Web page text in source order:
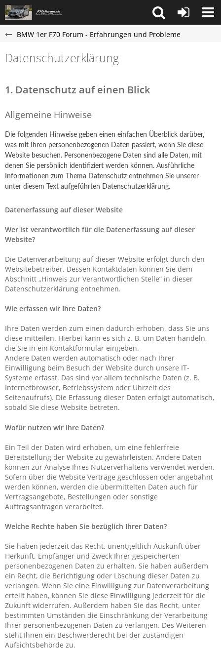
BMW 1er F70 Forum - Erfahrungen und Probleme
Datenschutzerklärung
1. Datenschutz auf einen Blick
Allgemeine Hinweise
Die folgenden Hinweise geben einen einfachen Überblick darüber,
was mit Ihren personenbezogenen Daten passiert, wenn Sie diese
Website besuchen. Personenbezogene Daten sind alle Daten, mit
denen Sie persönlich identifiziert werden können. Ausführliche
Informationen zum Thema Datenschutz entnehmen Sie unserer
unter diesem Text aufgeführten Datenschutzerklärung.
Datenerfassung auf dieser Website
Wer ist verantwortlich für die Datenerfassung auf dieser
Website?
Die Datenverarbeitung auf dieser Website erfolgt durch den
Websitebetreiber. Dessen Kontaktdaten können Sie dem
Abschnitt „Hinweis zur Verantwortlichen Stelle“ in dieser
Datenschutzerklärung entnehmen.
Wie erfassen wir Ihre Daten?
Ihre Daten werden zum einen dadurch erhoben, dass Sie uns
diese mitteilen. Hierbei kann es sich z. B. um Daten handeln,
die Sie in ein Kontaktformular eingeben.
Andere Daten werden automatisch oder nach Ihrer
Einwilligung beim Besuch der Website durch unsere IT-
Systeme erfasst. Das sind vor allem technische Daten (z. B.
Internetbrowser, Betriebssystem oder Uhrzeit des
Seitenaufrufs). Die Erfassung dieser Daten erfolgt automatisch,
sobald Sie diese Website betreten.
Wofür nutzen wir Ihre Daten?
Ein Teil der Daten wird erhoben, um eine fehlerfreie
Bereitstellung der Website zu gewährleisten. Andere Daten
können zur Analyse Ihres Nutzerverhaltens verwendet werden.
Sofern über die Website Verträge geschlossen oder angebahnt
werden können, werden die übermittelten Daten auch für
Vertragsangebote, Bestellungen oder sonstige
Auftragsanfragen verarbeitet.
Welche Rechte haben Sie bezüglich Ihrer Daten?
Sie haben jederzeit das Recht, unentgeltlich Auskunft über
Herkunft, Empfänger und Zweck Ihrer gespeicherten
personenbezogenen Daten zu erhalten. Sie haben außerdem
ein Recht, die Berichtigung oder Löschung dieser Daten zu
verlangen. Wenn Sie eine Einwilligung zur Datenverarbeitung
erteilt haben, können Sie diese Einwilligung jederzeit für die
Zukunft widerrufen. Außerdem haben Sie das Recht, unter
bestimmten Umständen die Einschränkung der Verarbeitung
Ihrer personenbezogenen Daten zu verlangen. Des Weiteren
steht Ihnen ein Beschwerderecht bei der zuständigen
Aufsichtsbehörde zu.